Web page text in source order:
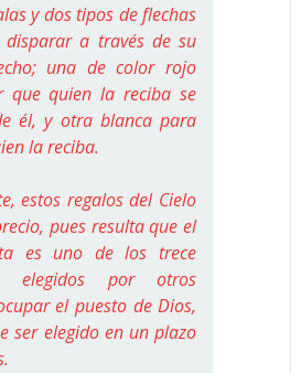
y dos tipos de flechas
disparar a través de su
una de color rojo
que quien la reciba se
él, y otra blanca para
la reciba.
estos regalos del Cielo
pues resulta que el
es uno de los trece
elegidos por otros
el puesto de Dios,
ser elegido en un plazo